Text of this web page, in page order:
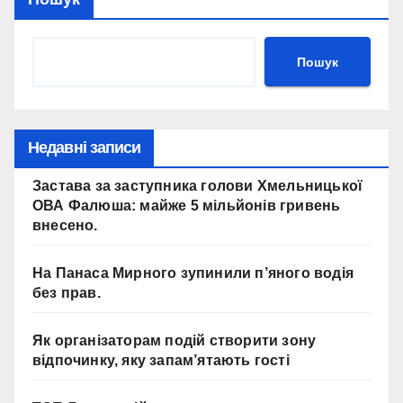
Пошук
Недавні записи
Застава за заступника голови Хмельницької
ОВА Фалюша: майже 5 мільйонів гривень
внесено.
На Панаса Мирного зупинили п’яного водія
без прав.
Як організаторам подій створити зону
відпочинку, яку запам’ятають гості